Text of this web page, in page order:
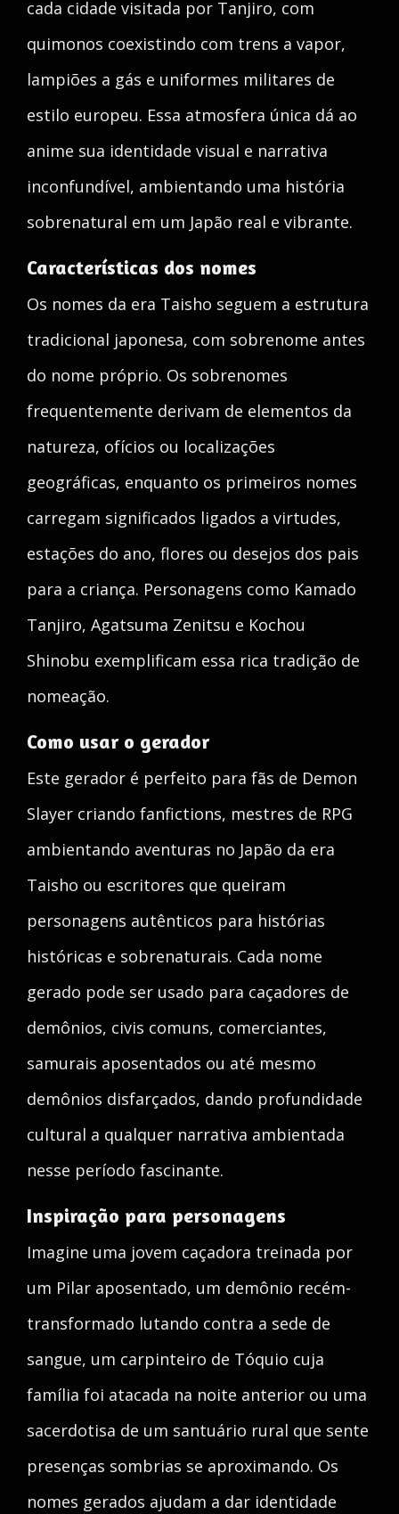
cada cidade visitada por Tanjiro, com
quimonos coexistindo com trens a vapor,
lampiões a gás e uniformes militares de
estilo europeu. Essa atmosfera única dá ao
anime sua identidade visual e narrativa
inconfundível, ambientando uma história
sobrenatural em um Japão real e vibrante.
Características dos nomes
Os nomes da era Taisho seguem a estrutura
tradicional japonesa, com sobrenome antes
do nome próprio. Os sobrenomes
frequentemente derivam de elementos da
natureza, ofícios ou localizações
geográficas, enquanto os primeiros nomes
carregam significados ligados a virtudes,
estações do ano, flores ou desejos dos pais
para a criança. Personagens como Kamado
Tanjiro, Agatsuma Zenitsu e Kochou
Shinobu exemplificam essa rica tradição de
nomeação.
Como usar o gerador
Este gerador é perfeito para fãs de Demon
Slayer criando fanfictions, mestres de RPG
ambientando aventuras no Japão da era
Taisho ou escritores que queiram
personagens autênticos para histórias
históricas e sobrenaturais. Cada nome
gerado pode ser usado para caçadores de
demônios, civis comuns, comerciantes,
samurais aposentados ou até mesmo
demônios disfarçados, dando profundidade
cultural a qualquer narrativa ambientada
nesse período fascinante.
Inspiração para personagens
Imagine uma jovem caçadora treinada por
um Pilar aposentado, um demônio recém-
transformado lutando contra a sede de
sangue, um carpinteiro de Tóquio cuja
família foi atacada na noite anterior ou uma
sacerdotisa de um santuário rural que sente
presenças sombrias se aproximando. Os
nomes gerados ajudam a dar identidade